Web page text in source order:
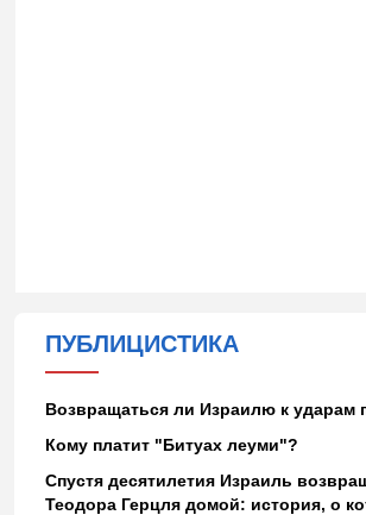
ПУБЛИЦИСТИКА
Возвращаться ли Израилю к ударам
Кому платит "Битуах леуми"?
Спустя десятилетия Израиль
Теодора Герцля домой: история, о